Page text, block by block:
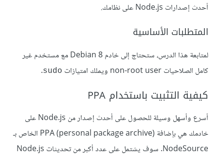
أحدث إصدارات Node.js على نظامك.
المتطلبات الأساسية
لمتابعة هذا الدرس، ستحتاج إلى خادم Debian 8 مع مستخدم غير
كامل الصلاحيات non-root user ويملك امتيازات
sudo
.
كيفية التثبيت باستخدام PPA
أسرع وأسهل وسيلة للحصول على أحدث إصدار من Node.js على
خادمك هي بإضافة PPA (personal package archive) الخاص بـ
NodeSource. سوف يشتمل على عدد أكبر من تحديثات Node.js